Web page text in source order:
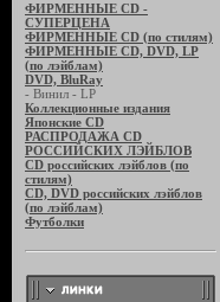
ФИРМЕННЫЕ CD -
СУПЕРЦЕНА
ФИРМЕННЫЕ CD (по стилям)
ФИРМЕННЫЕ CD, DVD, LP
(по лэйблам)
DVD, BluRay
- Винил - LP
Коллекционные издания
Японские CD
РАСПРОДАЖА CD
РОССИЙСКИХ ЛЭЙБЛОВ
CD российских лэйблов (по
стилям)
CD, DVD российских лэйблов
(по лэйблам)
Футболки